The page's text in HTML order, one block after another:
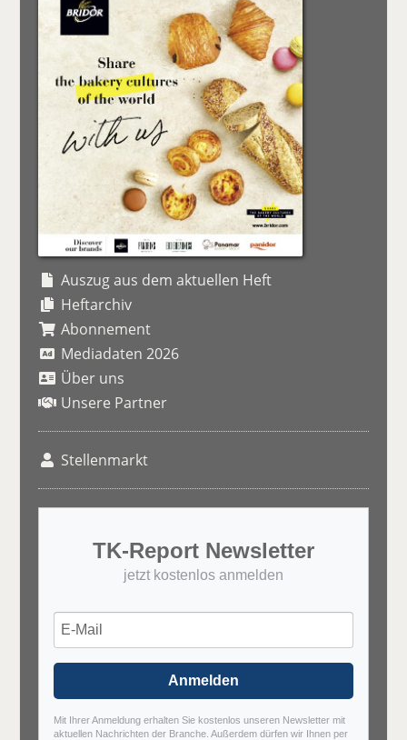
Auszug aus dem aktuellen Heft
Heftarchiv
Abonnement
Mediadaten 2026
Über uns
Unsere Partner
Stellenmarkt
TK-Report Newsletter
jetzt kostenlos anmelden
Anmelden
Mit Ihrer Anmeldung erhalten Sie kostenlos unseren Newsletter mit
aktuellen Nachrichten der Branche. Außerdem dürfen wir Ihnen per